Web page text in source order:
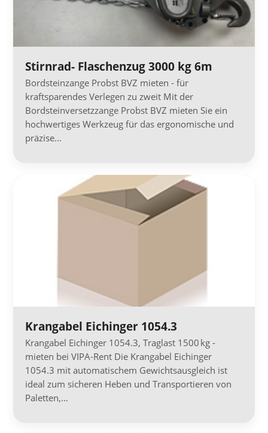
Stirnrad- Flaschenzug 3000 kg 6m
Bordsteinzange Probst BVZ mieten - für
kraftsparendes Verlegen zu zweit Mit der
Bordsteinversetzzange Probst BVZ mieten Sie ein
hochwertiges Werkzeug für das ergonomische und
präzise…
Krangabel Eichinger 1054.3
Krangabel Eichinger 1054.3, Traglast 1500 kg -
mieten bei VIPA-Rent Die Krangabel Eichinger
1054.3 mit automatischem Gewichtsausgleich ist
ideal zum sicheren Heben und Transportieren von
Paletten,…